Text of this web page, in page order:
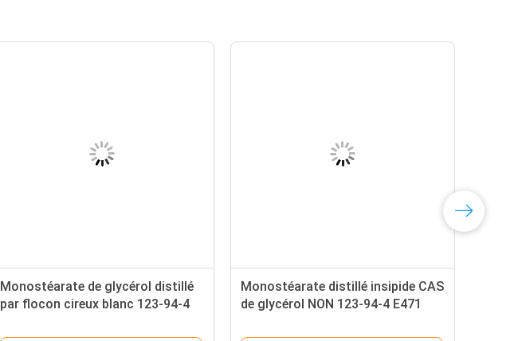
Monostéarate de glycérol distillé
par flocon cireux blanc 123-94-4
Monostéarate distillé insipide CAS
de glycérol NON 123-94-4 E471